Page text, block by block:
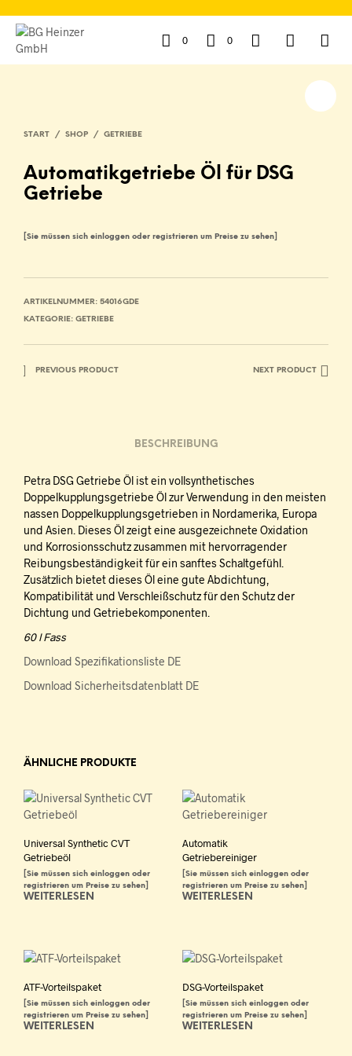
0 0
START / SHOP / GETRIEBE
Automatikgetriebe Öl für DSG
Getriebe
[Sie müssen sich einloggen oder registrieren um Preise zu sehen]
ARTIKELNUMMER: 54016GDE
KATEGORIE: GETRIEBE
PREVIOUS PRODUCT NEXT PRODUCT
BESCHREIBUNG
Petra DSG Getriebe Öl ist ein vollsynthetisches
Doppelkupplungsgetriebe Öl zur Verwendung in den meisten
nassen Doppelkupplungsgetrieben in Nordamerika, Europa
und Asien. Dieses Öl zeigt eine ausgezeichnete Oxidation
und Korrosionsschutz zusammen mit hervorragender
Reibungsbeständigkeit für ein sanftes Schaltgefühl.
Zusätzlich bietet dieses Öl eine gute Abdichtung,
Kompatibilität und Verschleißschutz für den Schutz der
Dichtung und Getriebekomponenten.
60 l Fass
Download Spezifikationsliste DE
Download Sicherheitsdatenblatt DE
ÄHNLICHE PRODUKTE
Universal Synthetic CVT
Getriebeöl
[Sie müssen sich einloggen oder
registrieren um Preise zu sehen]
WEITERLESEN
Automatik
Getriebereiniger
[Sie müssen sich einloggen oder
registrieren um Preise zu sehen]
WEITERLESEN
ATF-Vorteilspaket
[Sie müssen sich einloggen oder
registrieren um Preise zu sehen]
WEITERLESEN
DSG-Vorteilspaket
[Sie müssen sich einloggen oder
registrieren um Preise zu sehen]
WEITERLESEN